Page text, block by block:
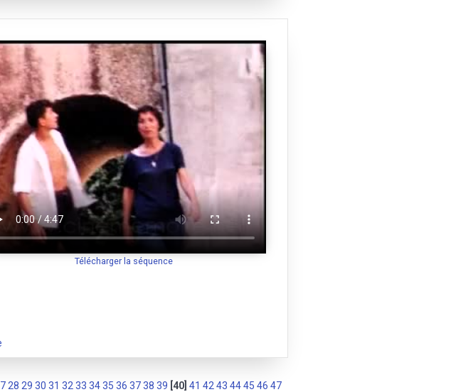
Télécharger la séquence
28 29 30 31 32 33 3435 36 3738 39 [40] 41 42 43 4445 46 47